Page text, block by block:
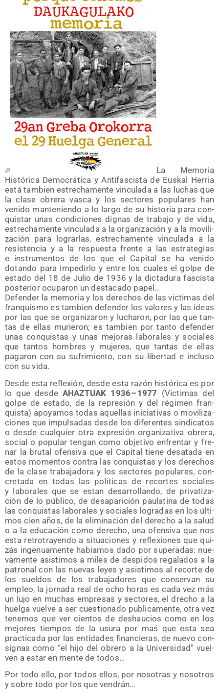
La Memo­ria
His­tó­ri­ca Demo­crá­ti­ca y Anti­fas­cis­ta de Eus­kal Herria
está tam­bien estre­cha­men­te vin­cu­la­da a las luchas que
la cla­se obre­ra vas­ca y los sec­to­res popu­la­res han
veni­do man­te­nien­do a lo lar­go de su his­to­ria para con­
quis­tar unas con­di­cio­nes dig­nas de tra­ba­jo y de vida,
estre­cha­men­te vin­cu­la­da a la orga­ni­za­ción y a la movi­li­
za­ción para lograr­las, estre­cha­men­te vin­cu­la­da a la
resis­ten­cia y a la res­pues­ta fren­te a las estra­te­gias
e ins­tru­men­tos de los que el Capi­tal se ha veni­do
dotan­do para impe­dir­lo y entre los cua­les el gol­pe de
esta­do del 18 de Julio de 1936 y la dic­ta­du­ra fas­cis­ta
pos­te­rior ocu­pa­ron un des­ta­ca­do papel..
Defen­der la memo­ria y los dere­chos de las vic­ti­mas del
fran­quis­mo es tam­bien defen­der los valo­res y las ideas
por las que se orga­ni­za­ron y lucha­ron, por las que tan­
tas de ellas murie­ron; es tam­bien por tan­to defen­der
unas con­quis­tas y unas mejo­ras labo­ra­les y socia­les
que tan­tos hom­bres y muje­res, que tan­tas de ellas
paga­ron con su sufri­mien­to, con su liber­tad e inclu­so
con su vida.
Des­de esta refle­xión, des­de esta razón his­tó­ri­ca es por
lo que des­de AHAZTUAK 1936 – 1977 (Vic­ti­mas del
gol­pe de esta­do, de la repre­sión y del régi­men fran­
quis­ta) apo­ya­mos todas aque­llas ini­cia­ti­vas o movi­li­za­
cio­nes que impul­sa­das des­de los dife­ren­tes sin­di­ca­tos
o des­de cual­quier otra expre­sión orga­ni­za­ti­va obre­ra,
social o popu­lar ten­gan como obje­ti­vo enfren­tar y fre­
nar la bru­tal ofen­si­va que el Capi­tal tie­ne des­ata­da en
estos momen­tos con­tra las con­quis­tas y los dere­chos
de la cla­se tra­ba­ja­do­ra y los sec­to­res popu­la­res, con­
cre­ta­da en todas las poli­ti­cas de recor­tes socia­les
y labo­ra­les que se estan desa­rro­llan­do, de pri­va­ti­za­
ción de lo públi­co, de des­apa­ri­ción pau­la­ti­na de todas
las con­quis­tas labo­ra­les y socia­les logra­das en los últi­
mos cien años, de la eli­mi­na­ción del dere­cho a la salud
o a la edu­ca­ción como dere­cho, una ofen­si­va que nos
esta retro­tra­yen­do a situa­cio­nes y refle­xio­nes que qui­
zás inge­nua­men­te habia­mos dado por supe­ra­das: nue­
va­men­te asis­ti­mos a miles de des­pi­dos rega­la­dos a la
patro­nal con las nue­vas leyes y asis­ti­mos al recor­te de
los suel­dos de los tra­ba­ja­do­res que con­ser­van su
empleo, la jor­na­da real de ocho horas es cada vez más
un lujo en muchas empre­sas y sec­to­res, el dre­cho a la
huel­ga vuel­ve a ser cues­tio­na­do publi­ca­men­te, otra vez
tene­mos que ver cien­tos de des­hau­cios como en los
mejo­res tiem­pos de la usu­ra por maś que esta sea
prac­ti­ca­da por las enti­da­des finan­cie­ras, de nue­vo con­
sig­nas como “el hijo del obre­ro a la Uni­ver­si­dad” vuel­
ven a estar en men­te de todos…
Por todo ello, por todos ellos, por noso­tras y noso­tros
y sobre todo por los que vendrán…